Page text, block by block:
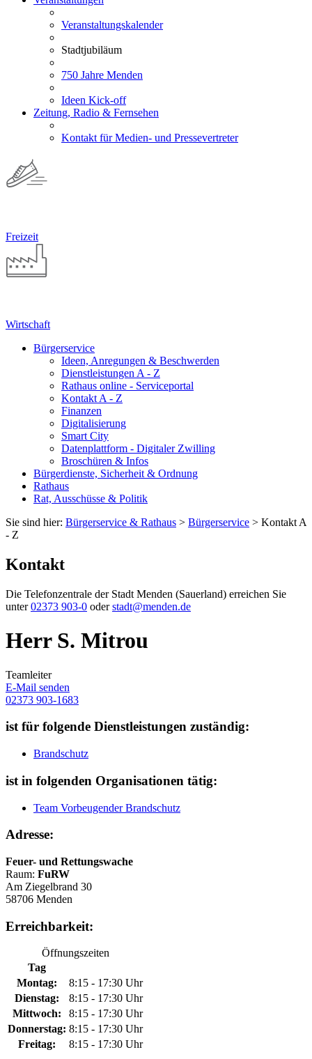
Veranstaltungskalender
Stadtjubiläum
750 Jahre Menden
Ideen Kick-off
Zeitung, Radio & Fernsehen
Kontakt für Medien- und Pressevertreter
Freizeit
Wirtschaft
Bürgerservice
Ideen, Anregungen & Beschwerden
Dienstleistungen A - Z
Rathaus online - Serviceportal
Kontakt A - Z
Finanzen
Digitalisierung
Smart City
Datenplattform - Digitaler Zwilling
Broschüren & Infos
Bürgerdienste, Sicherheit & Ordnung
Rathaus
Rat, Ausschüsse & Politik
Sie sind hier: Bürgerservice & Rathaus > Bürgerservice > Kontakt A
- Z
Kontakt
Die Telefonzentrale der Stadt Menden (Sauerland) erreichen Sie
unter02373 903-0 oderstadt@menden.de
Herr S. Mitrou
Teamleiter
E-Mail senden
02373 903-1683
ist für folgende Dienstleistungen zuständig:
Brandschutz
ist in folgenden Organisationen tätig:
Team Vorbeugender Brandschutz
Adresse:
Feuer- und Rettungswache
Raum: FuRW
Am Ziegelbrand 30
58706 Menden
Erreichbarkeit:
Öffnungszeiten
Tag
Montag:
8:15 - 17:30 Uhr
Dienstag:
8:15 - 17:30 Uhr
Mittwoch:
8:15 - 17:30 Uhr
Donnerstag: 8:15 - 17:30 Uhr
Freitag:
8:15 - 17:30 Uhr